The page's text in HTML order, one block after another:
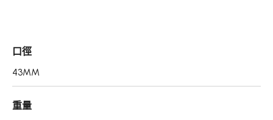
口徑
43MM
重量
專利技術品牌
OEM/ODM服務